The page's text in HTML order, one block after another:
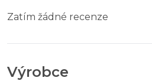
Zatím žádné recenze
Výrobce